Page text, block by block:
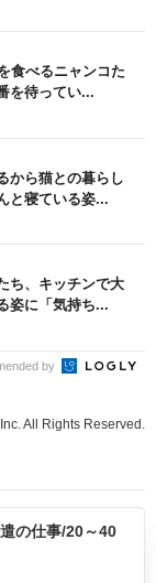
食べるニャンコた
を待ってい...
から猫との暮らし
と寝ている姿...
ち、キッチンで大
姿に「気持ち...
by
All Rights Reserved.
の仕事/20～40